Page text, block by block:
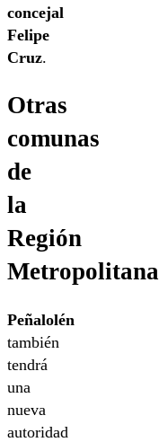
concejal
Felipe
Cruz.
Otras
comunas
de
la
Región
Metropolitana
Peñalolén
también
tendrá
una
nueva
autoridad